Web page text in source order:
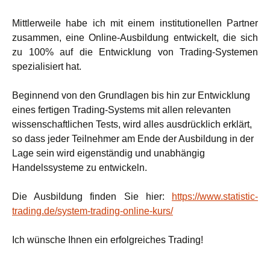
Mittlerweile habe ich mit einem institutionellen Partner
zusammen, eine Online-Ausbildung entwickelt, die sich
zu 100% auf die Entwicklung von Trading-Systemen
spezialisiert hat.
Beginnend von den Grundlagen bis hin zur Entwicklung
eines fertigen Trading-Systems mit allen relevanten
wissenschaftlichen Tests, wird alles ausdrücklich erklärt,
so dass jeder Teilnehmer am Ende der Ausbildung in der
Lage sein wird eigenständig und unabhängig
Handelssysteme zu entwickeln.
Die Ausbildung finden Sie hier:
https://www.statistic-
trading.de/system-trading-online-kurs/
Ich wünsche Ihnen ein erfolgreiches Trading!